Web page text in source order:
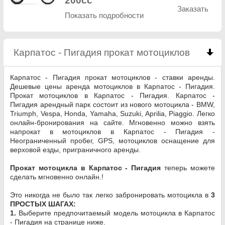
Показать подробности
Заказать
Карпатос - Пигадия прокат мотоциклов click
Карпатос - Пигадия прокат мотоциклов - ставки аренды.
Дешевые цены аренда мотоциклов в Карпатос - Пигадия.
Прокат мотоциклов в Карпатос - Пигадия. Карпатос -
Пигадия арендный парк состоит из нового мотоцикла - BMW,
Triumph, Vespa, Honda, Yamaha, Suzuki, Aprilia, Piaggio. Легко
онлайн-бронирования на сайте. Мгновенно можно взять
напрокат в мотоциклов в Карпатос - Пигадия -
Неограниченный пробег, GPS, мотоциклов оснащение для
верховой езды, приграничного аренды.
Прокат мотоцикла в Карпатос - Пигадия теперь можете
сделать мгновенно онлайн.!
Это никогда не было так легко забронировать мотоцикла в 3
ПРОСТЫХ ШАГАХ:
1. Выберите предпочитаемый модель мотоцикла в Карпатос
- Пигадия на странице ниже.